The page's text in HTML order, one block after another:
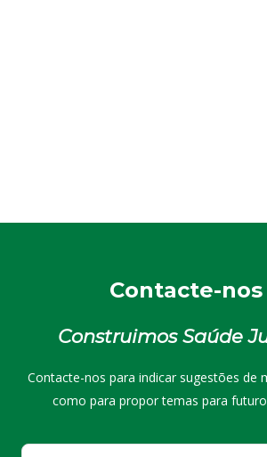
Contacte-nos
Construimos Saúde
Contacte-nos para indicar sugestões de
como para propor temas para